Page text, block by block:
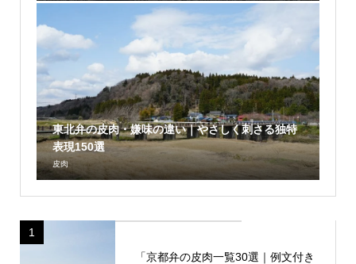
東北弁の皮肉・嫌味の違い｜やさしく刺さる独特
表現150選
皮肉
1
「京都弁の皮肉一覧30選｜例文付き